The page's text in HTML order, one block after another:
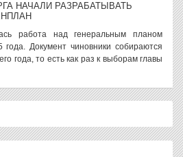
НАЧАЛИ РАЗРАБАТЫВАТЬ
работа над генеральным планом
Документ чиновники собираются
года, то есть как раз к выборам главы